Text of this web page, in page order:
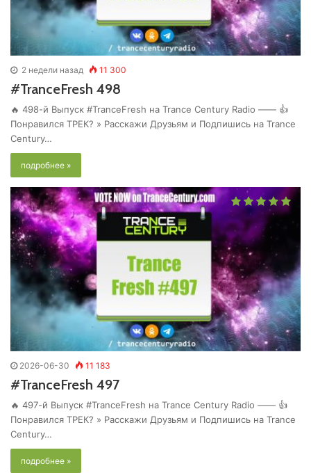
2 недели назад 11 300
#TranceFresh 498
🔥 498-й Выпуск #TranceFresh на Trance Century Radio —— 👍
Понравился ТРЕК? » Расскажи Друзьям и Подпишись на Trance
Century…
подробнее »
2026-06-30 11 183
#TranceFresh 497
🔥 497-й Выпуск #TranceFresh на Trance Century Radio —— 👍
Понравился ТРЕК? » Расскажи Друзьям и Подпишись на Trance
Century…
подробнее »